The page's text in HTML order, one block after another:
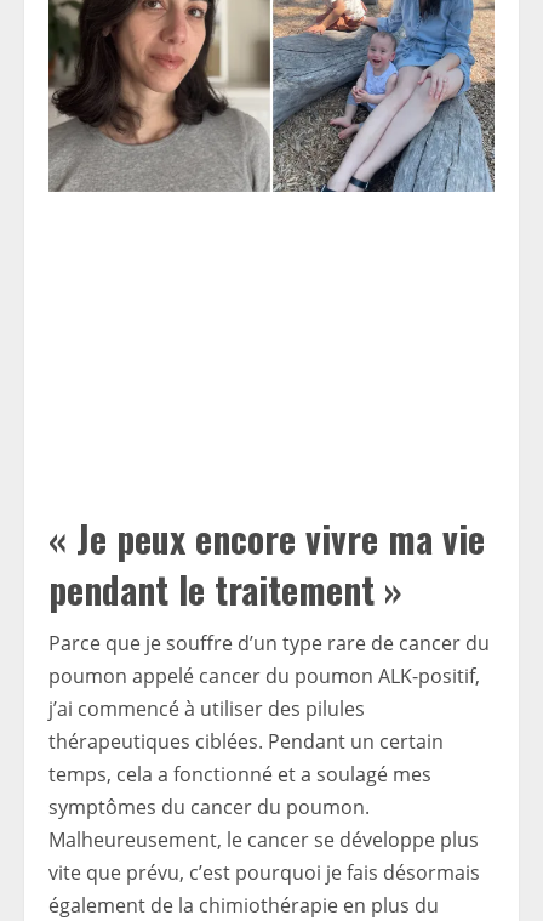
« Je peux encore vivre ma vie
pendant le traitement »
Parce que je souffre d’un type rare de cancer du
poumon appelé cancer du poumon ALK-positif,
j’ai commencé à utiliser des pilules
thérapeutiques ciblées. Pendant un certain
temps, cela a fonctionné et a soulagé mes
symptômes du cancer du poumon.
Malheureusement, le cancer se développe plus
vite que prévu, c’est pourquoi je fais désormais
également de la chimiothérapie en plus du